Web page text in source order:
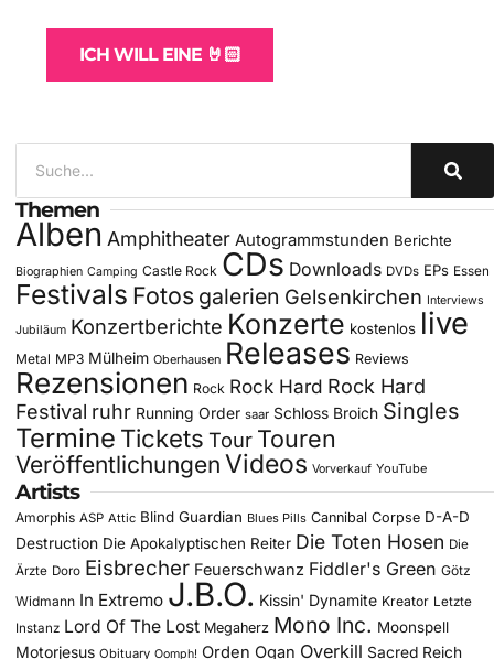
ICH WILL EINE 🤘🏻
Themen
Alben Amphitheater Autogrammstunden Berichte
Biographien Camping Castle Rock CDs Downloads DVDs EPs Essen
Festivals Fotos galerien Gelsenkirchen Interviews
Jubiläum Konzertberichte Konzerte kostenlos live
Metal MP3 Mülheim Oberhausen Releases Reviews
Rezensionen Rock Rock Hard Rock Hard
Festival ruhr Running Order saar Schloss Broich Singles
Termine Tickets Tour Touren
Veröffentlichungen Videos Vorverkauf YouTube
Artists
Amorphis ASP Attic Blind Guardian Blues Pills Cannibal Corpse D-A-D
Destruction Die Apokalyptischen Reiter Die Toten Hosen Die
Ärzte Doro Eisbrecher Feuerschwanz Fiddler's Green Götz
Widmann In Extremo J.B.O. Kissin' Dynamite Kreator Letzte
Instanz Lord Of The Lost Megaherz Mono Inc. Moonspell
Motorjesus Obituary Oomph! Orden Ogan Overkill Sacred Reich